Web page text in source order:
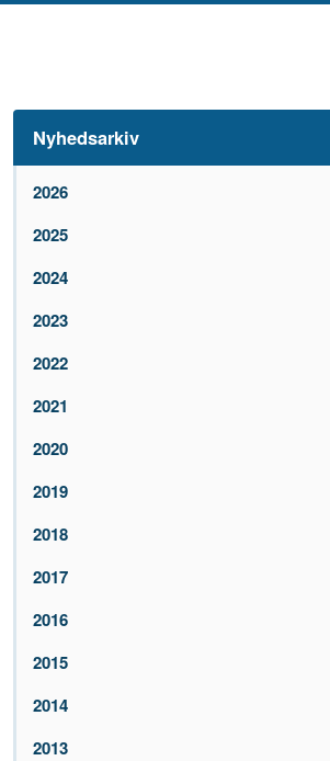
Nyhedsarkiv
2026
2025
2024
2023
2022
2021
2020
2019
2018
2017
2016
2015
2014
2013